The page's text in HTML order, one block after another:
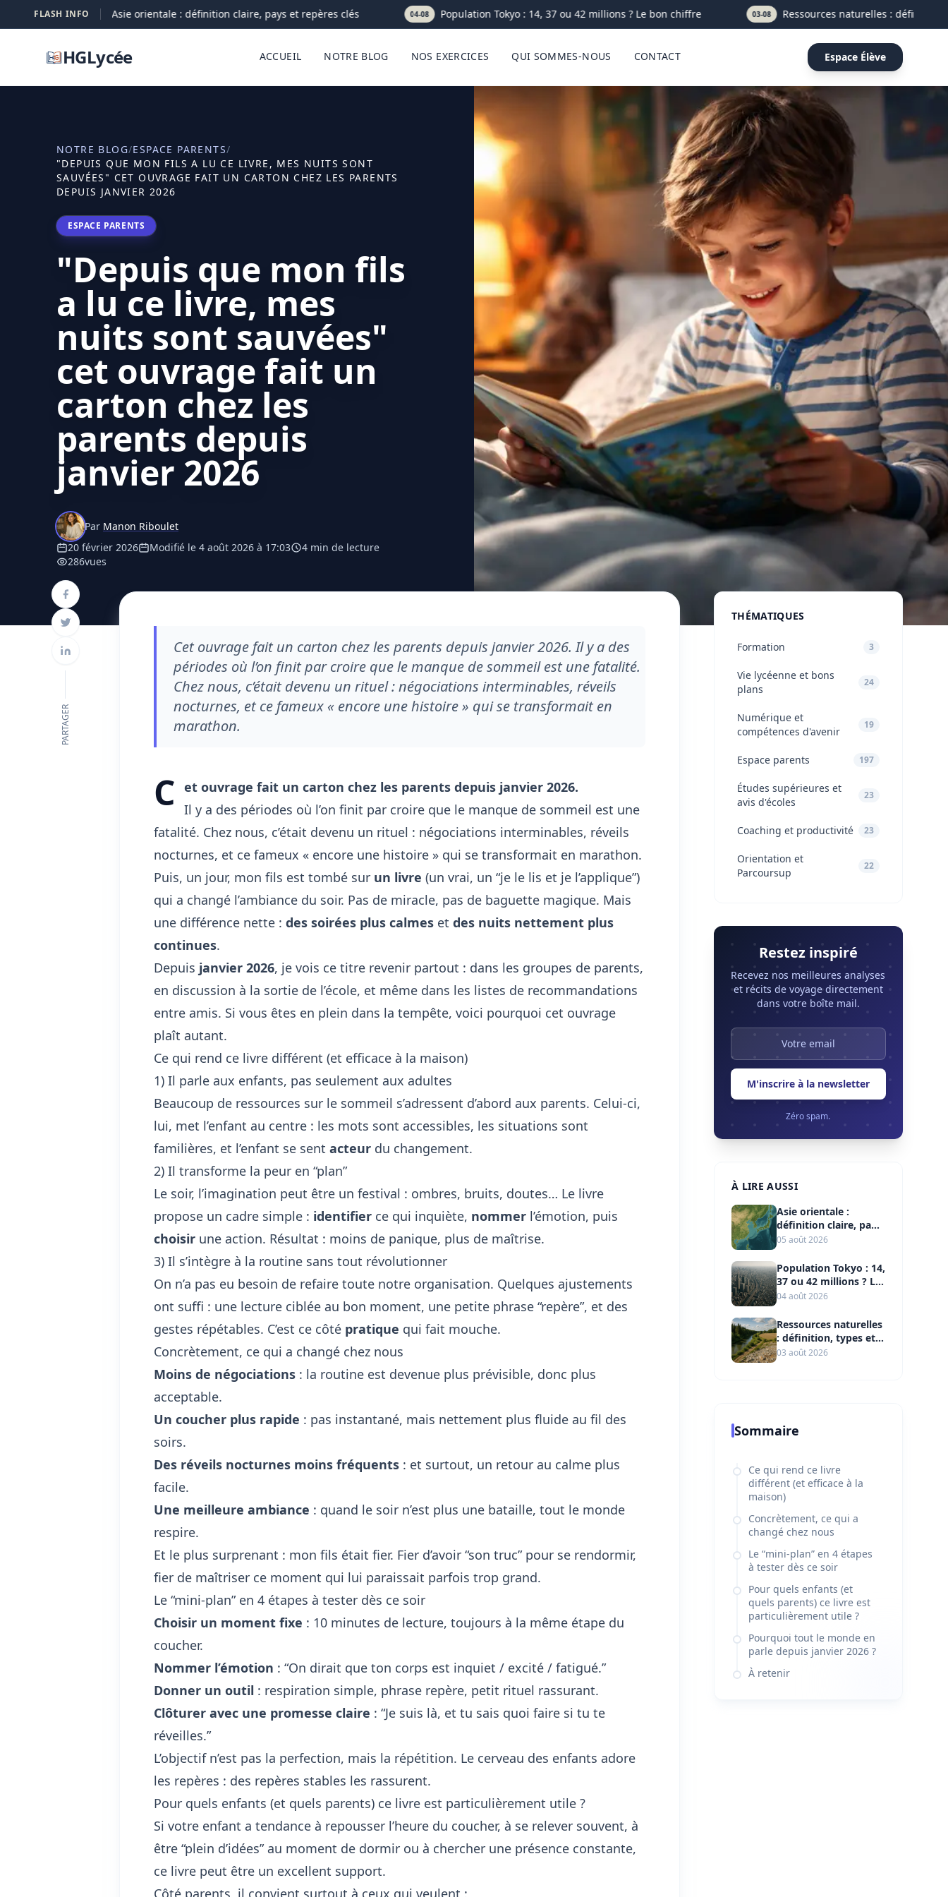
FLASH INFO
05-08 Asie orientale : définition claire, pays et repères clés 04-08 Population Tokyo : 14, 37 ou 42 millions ? Le bon chiffre 03-08 Ressources naturelles : définition,
HGLycée ACCUEIL NOTRE BLOG NOS EXERCICES QUI SOMMES-NOUS CONTACT Espace Élève
NOTRE BLOG/ESPACE PARENTS/
"DEPUIS QUE MON FILS A LU CE LIVRE, MES NUITS SONT
SAUVÉES" CET OUVRAGE FAIT UN CARTON CHEZ LES PARENTS
DEPUIS JANVIER 2026
ESPACE PARENTS
"Depuis que mon fils
a lu ce livre, mes
nuits sont sauvées"
cet ouvrage fait un
carton chez les
parents depuis
janvier 2026
Par Manon Riboulet
20 février 2026
Modifié le 4 août 2026 à 17:03
4 min de lecture
286vues
PARTAGER
Cet ouvrage fait un carton chez les parents depuis janvier 2026. Il y a des
périodes où l’on finit par croire que le manque de sommeil est une fatalité.
Chez nous, c’était devenu un rituel : négociations interminables, réveils
nocturnes, et ce fameux « encore une histoire » qui se transformait en
marathon.
C et ouvrage fait un carton chez les parents depuis janvier 2026.
Il y a des périodes où l’on finit par croire que le manque de sommeil est une
fatalité. Chez nous, c’était devenu un rituel : négociations interminables, réveils
nocturnes, et ce fameux « encore une histoire » qui se transformait en marathon.
Puis, un jour, mon fils est tombé sur un livre (un vrai, un “je le lis et je l’applique”)
qui a changé l’ambiance du soir. Pas de miracle, pas de baguette magique. Mais
une différence nette :des soirées plus calmes etdes nuits nettement plus
continues.
Depuis janvier 2026, je vois ce titre revenir partout : dans les groupes de parents,
en discussion à la sortie de l’école, et même dans les listes de recommandations
entre amis. Si vous êtes en plein dans la tempête, voici pourquoi cet ouvrage
plaît autant.
Ce qui rend ce livre différent (et efficace à la maison)
1) Il parle aux enfants, pas seulement aux adultes
Beaucoup de ressources sur le sommeil s’adressent d’abord aux parents. Celui-ci,
lui, met l’enfant au centre : les mots sont accessibles, les situations sont
familières, et l’enfant se sentacteur du changement.
2) Il transforme la peur en “plan”
Le soir, l’imagination peut être un festival : ombres, bruits, doutes… Le livre
propose un cadre simple : identifier ce qui inquiète, nommer l’émotion, puis
choisir une action. Résultat : moins de panique, plus de maîtrise.
3) Il s’intègre à la routine sans tout révolutionner
On n’a pas eu besoin de refaire toute notre organisation. Quelques ajustements
ont suffi : une lecture ciblée au bon moment, une petite phrase “repère”, et des
gestes répétables. C’est ce côté pratique qui fait mouche.
Concrètement, ce qui a changé chez nous
Moins de négociations : la routine est devenue plus prévisible, donc plus
acceptable.
Un coucher plus rapide : pas instantané, mais nettement plus fluide au fil des
soirs.
Des réveils nocturnes moins fréquents : et surtout, un retour au calme plus
facile.
Une meilleure ambiance : quand le soir n’est plus une bataille, tout le monde
respire.
Et le plus surprenant : mon fils était fier. Fier d’avoir “son truc” pour se rendormir,
fier de maîtriser ce moment qui lui paraissait parfois trop grand.
Le “mini-plan” en 4 étapes à tester dès ce soir
Choisir un moment fixe : 10 minutes de lecture, toujours à la même étape du
coucher.
Nommer l’émotion : “On dirait que ton corps est inquiet / excité / fatigué.”
Donner un outil : respiration simple, phrase repère, petit rituel rassurant.
Clôturer avec une promesse claire : “Je suis là, et tu sais quoi faire si tu te
réveilles.”
L’objectif n’est pas la perfection, mais la répétition. Le cerveau des enfants adore
les repères : des repères stables les rassurent.
Pour quels enfants (et quels parents) ce livre est particulièrement utile ?
Si votre enfant a tendance à repousser l’heure du coucher, à se relever souvent, à
être “plein d’idées” au moment de dormir ou à chercher une présence constante,
ce livre peut être un excellent support.
Côté parents, il convient surtout à ceux qui veulent :
THÉMATIQUES
Formation 3
Vie lycéenne et bons
plans
24
Numérique et
compétences d'avenir
19
Espace parents 197
Études supérieures et
avis d'écoles
23
Coaching et productivité 23
Orientation et
Parcoursup
22
Restez inspiré
Recevez nos meilleures analyses
et récits de voyage directement
dans votre boîte mail.
M'inscrire à la newsletter
Zéro spam.
À LIRE AUSSI
Asie orientale :
définition claire, pays
et repères clés
05 août 2026
Population Tokyo : 14,
37 ou 42 millions ? Le
bon chiffre
04 août 2026
Ressources naturelles
: définition, types et
enjeux clés
03 août 2026
Sommaire
Ce qui rend ce livre
différent (et efficace à la
maison)
Concrètement, ce qui a
changé chez nous
Le “mini-plan” en 4 étapes
à tester dès ce soir
Pour quels enfants (et
quels parents) ce livre est
particulièrement utile ?
Pourquoi tout le monde en
parle depuis janvier 2026 ?
À retenir